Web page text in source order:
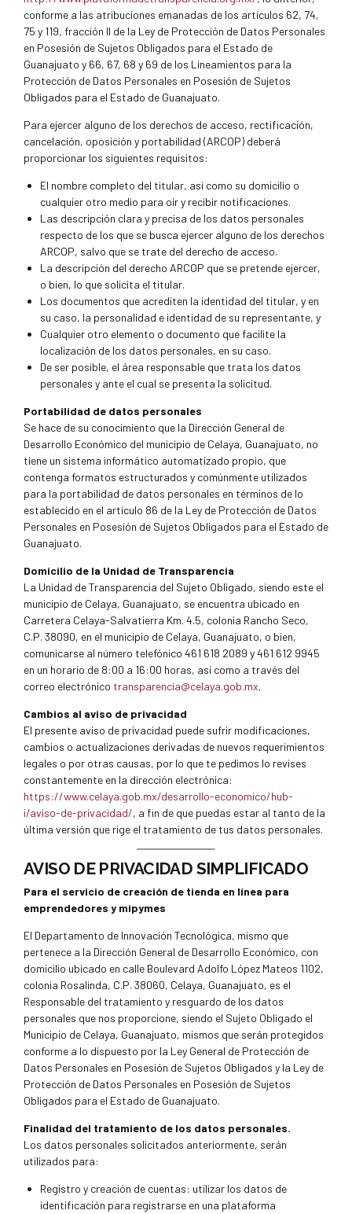
conforme a las atribuciones emanadas de los artículos 62, 74,
75 y 119, fracción II de la Ley de Protección de Datos Personales
en Posesión de Sujetos Obligados para el Estado de
Guanajuato y 66, 67, 68 y 69 de los Lineamientos para la
Protección de Datos Personales en Posesión de Sujetos
Obligados para el Estado de Guanajuato.
Para ejercer alguno de los derechos de acceso, rectificación,
cancelación, oposición y portabilidad (ARCOP) deberá
proporcionar los siguientes requisitos:
El nombre completo del titular, así como su domicilio o
cualquier otro medio para oír y recibir notificaciones.
Las descripción clara y precisa de los datos personales
respecto de los que se busca ejercer alguno de los derechos
ARCOP, salvo que se trate del derecho de acceso.
La descripción del derecho ARCOP que se pretende ejercer,
o bien, lo que solicita el titular.
Los documentos que acrediten la identidad del titular, y en
su caso, la personalidad e identidad de su representante, y
Cualquier otro elemento o documento que facilite la
localización de los datos personales, en su caso.
De ser posible, el área responsable que trata los datos
personales y ante el cual se presenta la solicitud.
Portabilidad de datos personales
Se hace de su conocimiento que la Dirección General de
Desarrollo Económico del municipio de Celaya, Guanajuato, no
tiene un sistema informático automatizado propio, que
contenga formatos estructurados y comúnmente utilizados
para la portabilidad de datos personales en términos de lo
establecido en el artículo 86 de la Ley de Protección de Datos
Personales en Posesión de Sujetos Obligados para el Estado de
Guanajuato.
Domicilio de la Unidad de Transparencia
La Unidad de Transparencia del Sujeto Obligado, siendo este el
municipio de Celaya, Guanajuato, se encuentra ubicado en
Carretera Celaya-Salvatierra Km. 4.5, colonia Rancho Seco,
C.P. 38090, en el municipio de Celaya, Guanajuato, o bien,
comunicarse al número telefónico 461 618 2089 y 461 612 9945
en un horario de 8:00 a 16:00 horas, así como a través del
correo electrónico transparencia@celaya.gob.mx.
Cambios al aviso de privacidad
El presente aviso de privacidad puede sufrir modificaciones,
cambios o actualizaciones derivadas de nuevos requerimientos
legales o por otras causas, por lo que te pedimos lo revises
constantemente en la dirección electrónica:
https://www.celaya.gob.mx/desarrollo-economico/hub-
i/aviso-de-privacidad/, a fin de que puedas estar al tanto de la
última versión que rige el tratamiento de tus datos personales.
AVISO DE PRIVACIDAD SIMPLIFICADO
Para el servicio de creación de tienda en línea para
emprendedores y mipymes
El Departamento de Innovación Tecnológica, mismo que
pertenece a la Dirección General de Desarrollo Económico, con
domicilio ubicado en calle Boulevard Adolfo López Mateos 1102,
colonia Rosalinda, C.P. 38060, Celaya, Guanajuato, es el
Responsable del tratamiento y resguardo de los datos
personales que nos proporcione, siendo el Sujeto Obligado el
Municipio de Celaya, Guanajuato, mismos que serán protegidos
conforme a lo dispuesto por la Ley General de Protección de
Datos Personales en Posesión de Sujetos Obligados y la Ley de
Protección de Datos Personales en Posesión de Sujetos
Obligados para el Estado de Guanajuato.
Finalidad del tratamiento de los datos personales.
Los datos personales solicitados anteriormente, serán
utilizados para:
Registro y creación de cuentas: utilizar los datos de
identificación para registrarse en una plataforma